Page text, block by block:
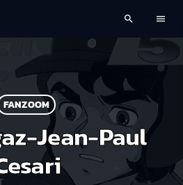
search menu
FANZOOM
Jean-Paul